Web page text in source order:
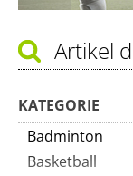
Artikel
KATEGORIE
Badminton
Basketball